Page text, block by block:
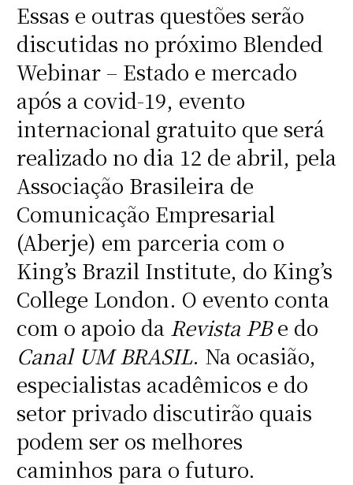
Essas e outras questões serão
discutidas no próximo Blended
Webinar – Estado e mercado
após a covid-19, evento
internacional gratuito que será
realizado no dia 12 de abril, pela
Associação Brasileira de
Comunicação Empresarial
(Aberje) em parceria com o
King’s Brazil Institute, do King’s
College London. O evento conta
com o apoio da Revista PBe do
Canal UM BRASIL. Na ocasião,
especialistas acadêmicos e do
setor privado discutirão quais
podem ser os melhores
caminhos para o futuro.